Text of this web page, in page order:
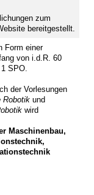
zum
bereitgestellt.
Form einer
von i.d.R. 60
SPO.
der Vorlesungen
Robotikund
wird
Maschinenbau,